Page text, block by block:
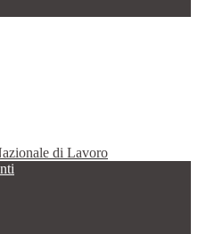
di Lavoro